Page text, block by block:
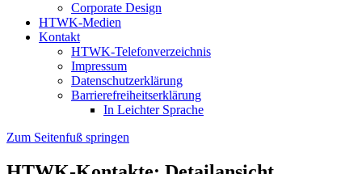
Corporate Design
HTWK-Medien
Kontakt
HTWK-Telefonverzeichnis
Impressum
Datenschutzerklärung
Barrierefreiheitserklärung
In Leichter Sprache
Zum Seitenfuß springen